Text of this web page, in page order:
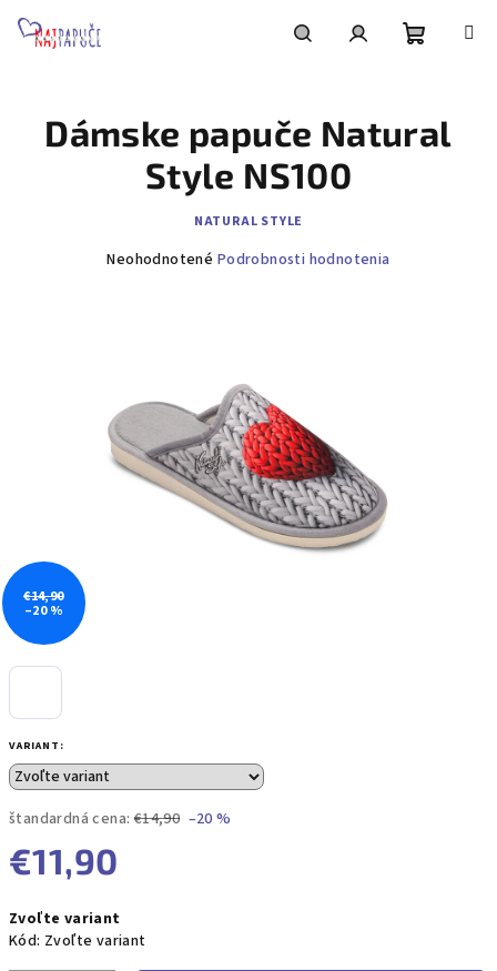
košík
VARIANT:
štandardná cena: €14,90 –20 %
€11,90
cena:
Zvoľte variant
Kód: Zvoľte variant
Dámske papuče Natural
Style NS100
NATURAL STYLE
Priemerné
hviezdičiek.
Neohodnotené Podrobnosti hodnotenia
€14,90
–20 %